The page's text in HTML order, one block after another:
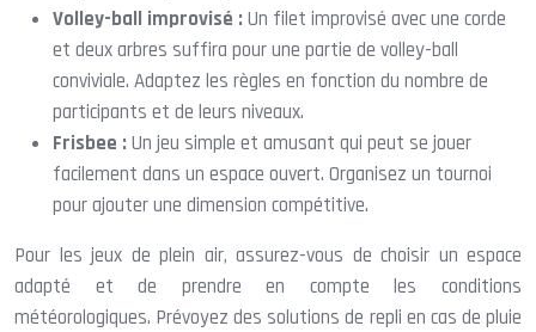
Volley-ball improvisé : Un filet improvisé avec une corde
et deux arbres suffira pour une partie de volley-ball
conviviale. Adaptez les règles en fonction du nombre de
participants et de leurs niveaux.
Frisbee : Un jeu simple et amusant qui peut se jouer
facilement dans un espace ouvert. Organisez un tournoi
pour ajouter une dimension compétitive.
Pour les jeux de plein air, assurez-vous de choisir un espace
adapté et de prendre en compte les conditions
météorologiques. Prévoyez des solutions de repli en cas de pluie